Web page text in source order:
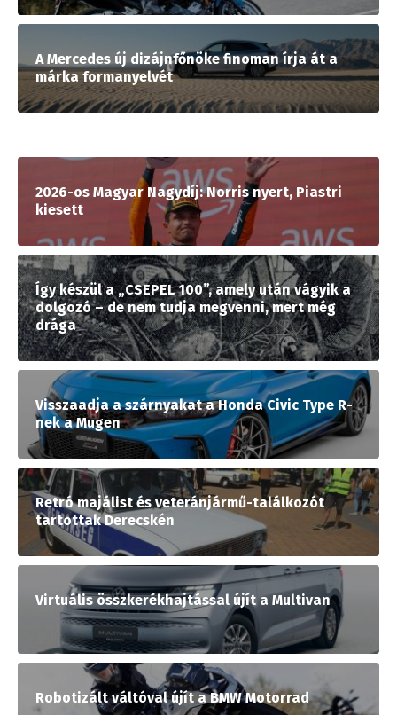
A Mercedes új dizájnfőnöke finoman írja át a
márka formanyelvét
2026-os Magyar Nagydíj: Norris nyert, Piastri
kiesett
Így készül a „CSEPEL 100”, amely után vágyik a
dolgozó – de nem tudja megvenni, mert még
drága
Visszaadja a szárnyakat a Honda Civic Type R-
nek a Mugen
Retró majálist és veteránjármű-találkozót
tartottak Derecskén
Virtuális összkerékhajtással újít a Multivan
Robotizált váltóval újít a BMW Motorrad